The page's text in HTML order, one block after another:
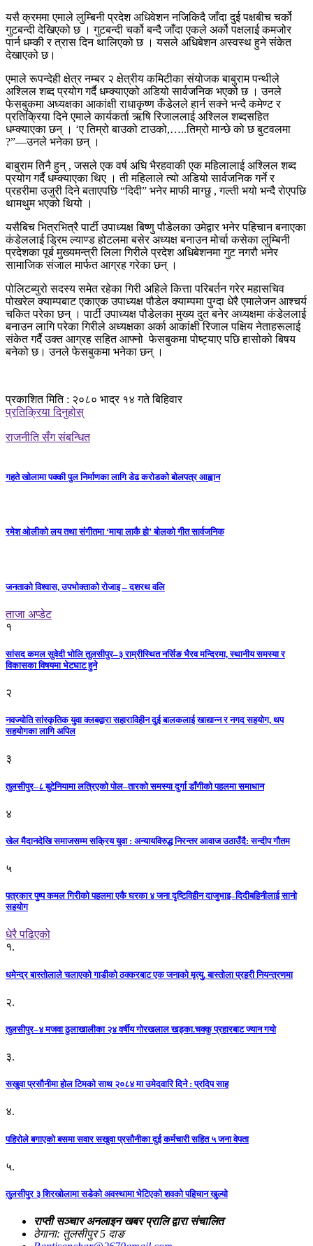
यसै क्रममा एमाले लुम्बिनी प्रदेश अधिवेशन नजिकिदै जाँदा दुई पक्षबीच चर्को
गुटबन्दी देखिएको छ । गुटबन्दी चर्को बन्दै जाँदा एकले अर्को पक्षलाई कमजोर
पार्न धम्की र त्रास दिन थालिएको छ । यसले अधिबेशन अस्वस्थ हुने संकेत
देखाएको छ।
एमाले रूपन्देही क्षेत्र नम्बर २ क्षेत्रीय कमिटीका संयोजक बाबुराम पन्थीले
अश्लिल शब्द प्रयोग गर्दै धम्क्याएको अडियो सार्वजनिक भएको छ । उनले
फेसबुकमा अध्यक्षका आकांक्षी राधाकृष्ण कँडेलले हार्न सक्ने भन्दै कमेण्ट र
प्रतिक्रिया दिने एमाले कार्यकर्ता ऋषि रिजाललाई अश्लिल शब्दसहित
धम्क्याएका छन् । ‘ए तिम्रो बाउको टाउको,…..तिम्रो मान्छे को छ बुटवलमा
?”—उनले भनेका छन् ।
बाबुराम तिनै हुन् , जसले एक वर्ष अघि भैरहवाकी एक महिलालाई अश्लिल शब्द
प्रयोग गर्दै धम्क्याएका थिए । ती महिलाले त्यो अडियो सार्वजनिक गर्ने र
प्रहरीमा उजुरी दिने बताएपछि “दिदी” भनेर माफी माग्छु , गल्ती भयो भन्दै रोएपछि
थामथुम भएको थियो ।
यसैबिच भित्रभित्रै पार्टी उपाध्यक्ष बिष्णु पौडेलका उमेद्वार भनेर पहिचान बनाएका
कंडेललाई ड्रिम ल्याण्ड होटलमा बसेर अध्यक्ष बनाउन मोर्चा कसेका लुम्बिनी
प्रदेशका पूर्ब मुख्यमन्त्री लिला गिरीले प्रदेश अधिबेशनमा गुट नगरौ भनेर
सामाजिक संजाल मार्फत आग्रह गरेका छन् ।
पोलिटब्युरो सदस्य समेत रहेका गिरी अहिले कित्ता परिबर्तन गरेर महासचिव
पोखरेल क्याम्पबाट एकाएक उपाध्यक्ष पौडेल क्याम्पमा पुग्दा धेरै एमालेजन आश्चर्य
चकित परेका छन् । पार्टी उपाध्यक्ष पौडेलका मुख्य दुत बनेर अध्यक्षमा कंडेललाई
बनाउन लागि परेका गिरीले अध्यक्षका अर्का आकांक्षी रिजाल पक्षिय नेताहरूलाई
संकेत गर्दै उक्त आग्रह सहित आफ्नो फेसबुकमा पोष्ट्याए पछि हासोको बिषय
बनेको छ। उनले फेसबुकमा भनेका छन् ।
प्रकाशित मिति : २०८० भाद्र १४ गते बिहिवार
प्रतिक्रिया दिनुहोस्
राजनीति सँग संबन्धित
गहते खोलामा पक्की पुल निर्माणका लागि डेढ करोडको बोलपत्र आह्वान
रमेश ओलीको लय तथा संगीतमा ‘माया लाकै हो’ बोलको गीत सार्वजनिक
जनताको विश्वास, उपभोक्ताको रोजाइ – दशरथ वलि
ताजा अप्डेट
१
सांसद कमल सुवेदी भोलि तुलसीपुर–३ राम्रीस्थित नर्सिङ भैरव मन्दिरमा, स्थानीय समस्या र
विकासका विषयमा भेटघाट हुने
२
नवज्योति सांस्कृतिक युवा क्लबद्वारा सहाराविहीन दुई बालकलाई खाद्यान्न र नगद सहयोग, थप
सहयोगका लागि अपिल
३
तुलसीपुर–८ बुटेनियामा लत्रिएको पोल–तारको समस्या दुर्गा डाँगीको पहलमा समाधान
४
खेल मैदानदेखि समाजसम्म सक्रिय युवा : अन्यायविरुद्ध निरन्तर आवाज उठाउँदै: सन्दीप गौतम
५
पत्रकार पुष्प कमल गिरीको पहलमा एकै घरका ४ जना दृष्टिविहीन दाजुभाइ–दिदीबहिनीलाई सानो
सहयोग
धेरै पढिएको
१.
धमेन्द्र बास्तोलाले चलाएको गाडीको ठक्करबाट एक जनाको मृत्यु, बास्तोला प्रहरी नियन्त्रणमा
२.
तुलसीपुर–४ मजवा ठुलाखालीका २४ वर्षीय गोरखलाल खड्का.चक्कु प्रहारबाट ज्यान गयो
३.
सखुवा प्रसौनीमा होल टिमको साथ २०८४ मा उमेदवारि दिने : प्रदिप साह
४.
पहिराेले बगाएकाे बसमा सवार सखुवा प्रसाैनीका दुई कर्मचारी सहित ५ जना वेपता
५.
तुलसीपुर ३ शिरखोलामा सडेको अवस्थामा भेटिएको शवको पहिचान खुल्यो
राप्ती सञ्चार अनलाइन खबर प्रालि द्वारा संचालित
ठेगाना: तुलसीपुर 5 दाङ